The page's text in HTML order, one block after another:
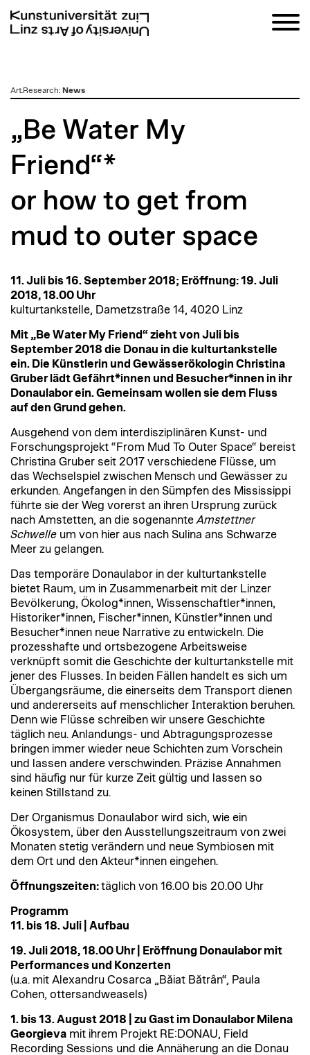
zumArt.Research: News
„Be Water My
Friend“*
or how to get from
mud to outer space
11. Juli bis 16. September 2018; Eröffnung: 19. Juli
2018, 18.00 Uhr
kulturtankstelle, Dametzstraße 14, 4020 Linz
Mit „Be Water My Friend“ zieht von Juli bis
September 2018 die Donau in die kulturtankstelle
ein. Die Künstlerin und Gewässerökologin Christina
Gruber lädt Gefährt*innen und Besucher*innen in ihr
Donaulabor ein. Gemeinsam wollen sie dem Fluss
auf den Grund gehen.
Ausgehend von dem interdisziplinären Kunst- und
Forschungsprojekt “From Mud To Outer Space“ bereist
Christina Gruber seit 2017 verschiedene Flüsse, um
das Wechselspiel zwischen Mensch und Gewässer zu
erkunden. Angefangen in den Sümpfen des Mississippi
führte sie der Weg vorerst an ihren Ursprung zurück
nach Amstetten, an die sogenannte Amstettner
Schwelle um von hier aus nach Sulina ans Schwarze
Meer zu gelangen.
Das temporäre Donaulabor in der kulturtankstelle
bietet Raum, um in Zusammenarbeit mit der Linzer
Bevölkerung, Ökolog*innen, Wissenschaftler*innen,
Historiker*innen, Fischer*innen, Künstler*innen und
Besucher*innen neue Narrative zu entwickeln. Die
prozesshafte und ortsbezogene Arbeitsweise
verknüpft somit die Geschichte der kulturtankstelle mit
jener des Flusses. In beiden Fällen handelt es sich um
Übergangsräume, die einerseits dem Transport dienen
und andererseits auf menschlicher Interaktion beruhen.
Denn wie Flüsse schreiben wir unsere Geschichte
täglich neu. Anlandungs- und Abtragungsprozesse
bringen immer wieder neue Schichten zum Vorschein
und lassen andere verschwinden. Präzise Annahmen
sind häufig nur für kurze Zeit gültig und lassen so
keinen Stillstand zu.
Der Organismus Donaulabor wird sich, wie ein
Ökosystem, über den Ausstellungszeitraum von zwei
Monaten stetig verändern und neue Symbiosen mit
dem Ort und den Akteur*innen eingehen.
Öffnungszeiten:täglich von 16.00 bis 20.00 Uhr
Programm
11. bis 18. Juli | Aufbau
19. Juli 2018, 18.00 Uhr | Eröffnung Donaulabor mit
Performances und Konzerten
(u.a. mit Alexandru Cosarca „Băiat Bătrân“, Paula
Cohen, ottersandweasels)
1. bis 13. August 2018 | zu Gast im Donaulabor Milena
Georgieva mit ihrem Projekt RE:DONAU, Field
Recording Sessions und die Annäherung an die Donau